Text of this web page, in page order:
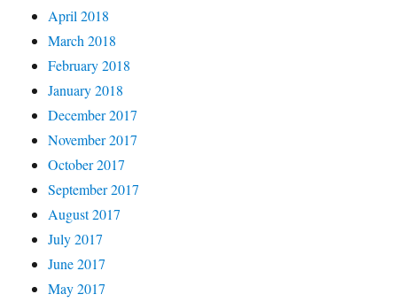
April 2018
March 2018
February 2018
January 2018
December 2017
November 2017
October 2017
September 2017
August 2017
July 2017
June 2017
May 2017